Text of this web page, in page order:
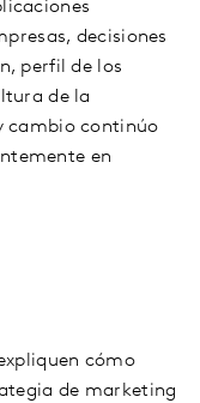
decisiones
perfil de los
de la
cambio continúo
en
cómo
de marketing